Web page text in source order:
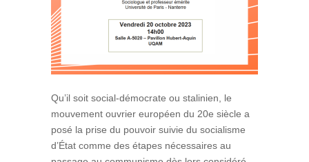
Qu’il soit social-démocrate ou stalinien, le
mouvement ouvrier européen du 20e siècle a
posé la prise du pouvoir suivie du socialisme
d’État comme des étapes nécessaires au